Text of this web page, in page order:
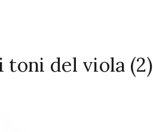
toni del viola (2)